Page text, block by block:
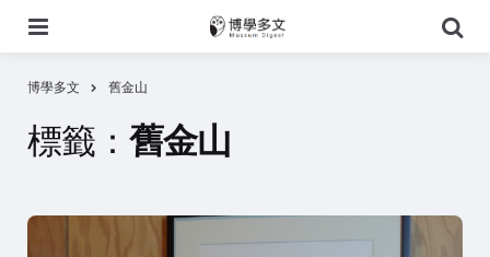
尋
博學多文 舊金山
標籤： 舊金山